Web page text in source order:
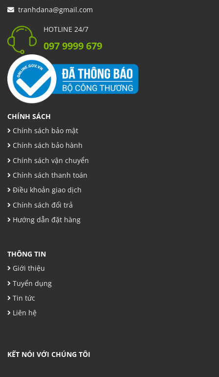
tranhdana@gmail.com
HOTLINE 24/7
097 9999 679
CHÍNH SÁCH
Chính sách bảo mật
Chính sách bảo hành
Chính sách vận chuyển
Chính sách thanh toán
Điều khoản giao dịch
Chính sách đổi trả
Hướng dẫn đặt hàng
THÔNG TIN
Giới thiệu
Tuyển dụng
Tin tức
Liên hệ
KẾT NÓI VỚI CHÚNG TÔI